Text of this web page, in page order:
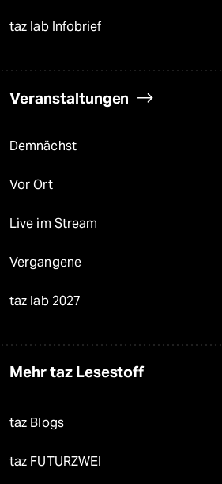
taz lab Infobrief
Veranstaltungen
Demnächst
Vor Ort
Live im Stream
Vergangene
taz lab 2027
Mehr taz Lesestoff
taz Blogs
taz FUTURZWEI